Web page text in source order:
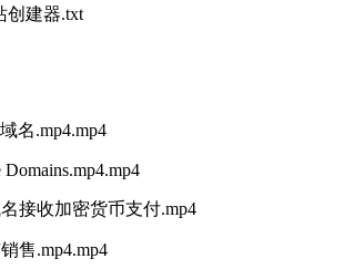
创建器.txt
名.mp4.mp4
Domains.mp4.mp4
接收加密货币支付.mp4
售.mp4.mp4